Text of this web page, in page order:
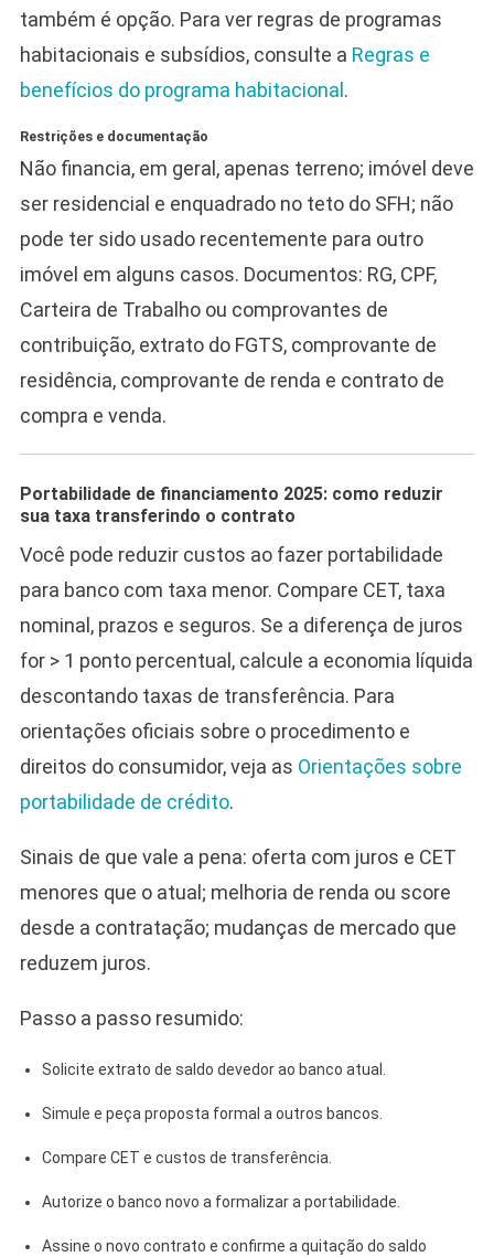
também é opção. Para ver regras de programas
habitacionais e subsídios, consulte a Regras e
benefícios do programa habitacional .
Restrições e documentação
Não financia, em geral, apenas terreno; imóvel deve
ser residencial e enquadrado no teto do SFH; não
pode ter sido usado recentemente para outro
imóvel em alguns casos. Documentos: RG, CPF,
Carteira de Trabalho ou comprovantes de
contribuição, extrato do FGTS, comprovante de
residência, comprovante de renda e contrato de
compra e venda.
Portabilidade de financiamento 2025: como reduzir
sua taxa transferindo o contrato
Você pode reduzir custos ao fazer portabilidade
para banco com taxa menor. Compare CET, taxa
nominal, prazos e seguros. Se a diferença de juros
for > 1 ponto percentual, calcule a economia líquida
descontando taxas de transferência. Para
orientações oficiais sobre o procedimento e
direitos do consumidor, veja as Orientações sobre
portabilidade de crédito.
Sinais de que vale a pena: oferta com juros e CET
menores que o atual; melhoria de renda ou score
desde a contratação; mudanças de mercado que
reduzem juros.
Passo a passo resumido:
Solicite extrato de saldo devedor ao banco atual.
Simule e peça proposta formal a outros bancos.
Compare CET e custos de transferência.
Autorize o banco novo a formalizar a portabilidade.
Assine o novo contrato e confirme a quitação do saldo